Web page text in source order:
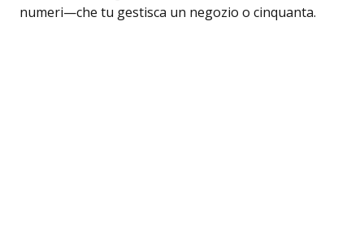
numeri—che tu gestisca un negozio o cinquanta.